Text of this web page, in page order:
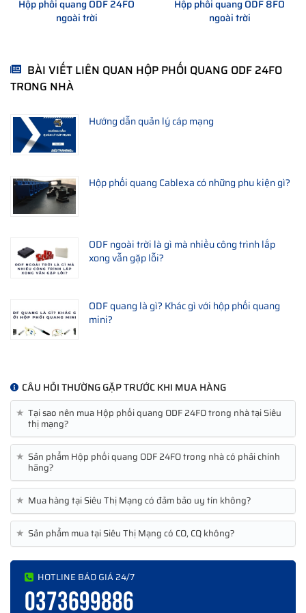
Hình ảnh: Adapter và các chi tiết trong hộp ODF 24FO hãng
toàn có thể sử dụng để treo trên tường hoặc đặt trên bàn nếu
cần thiết.
ODF quang 4FO,ODF quang 8FOhay một số loại
ODF bắt rack khác:
Bản chất là một chiếc giá đỡ, chứa và quản lý thiết bị
24FOcó đủ các loại phụ kiện để kết nối, liên kế và truyền tải
tín hiệu giữa các đầu tín hiệu khác nhau. Một số phải kể tới
như là:
- Dây hàn cáp quang một loại dây có đường kính nhỏ có lõi
truyền dẫn làm bằng sợi quang, được gắn sẵn một đầu và đầu
còn lại được dùng để hàn nối với các sợi dây cáp quang.
Hộp phối quang ODF 24FO
ngoài trời
Hộp phối quang ODF 8FO
ngoài trời
BÀI VIẾT LIÊN QUAN HỘP PHỐI QUANG ODF 24FO
TRONG NHÀ
Hướng dẫn quản lý cáp mạng
Hộp phối quang Cablexa có những phu kiện gì?
ODF ngoài trời là gì mà nhiều công trình lắp
xong vẫn gặp lỗi?
ODF quang là gì? Khác gì với hộp phối quang
mini?
CÂU HỎI THƯỜNG GẶP TRƯỚC KHI MUA HÀNG
★ Tại sao nên mua Hộp phối quang ODF 24FO trong nhà tại Siêu
thị mạng?
★ Sản phẩm Hộp phối quang ODF 24FO trong nhà có phải chính
hãng?
★ Mua hàng tại Siêu Thị Mạng có đảm bảo uy tín không?
★ Sản phẩm mua tại Siêu Thị Mạng có CO, CQ không?
HOTLINE BÁO GIÁ 24/7
0373699886